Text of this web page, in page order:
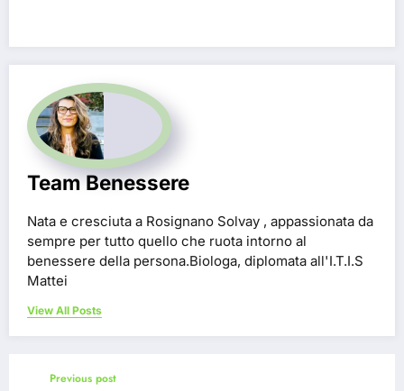
Team Benessere
Nata e cresciuta a Rosignano Solvay , appassionata da
sempre per tutto quello che ruota intorno al
benessere della persona.Biologa, diplomata all'I.T.I.S
Mattei
View All Posts
Previous post